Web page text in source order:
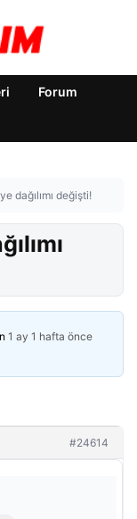
Forum
dağılımı değişti!
1 ay 1 hafta önce
#24614